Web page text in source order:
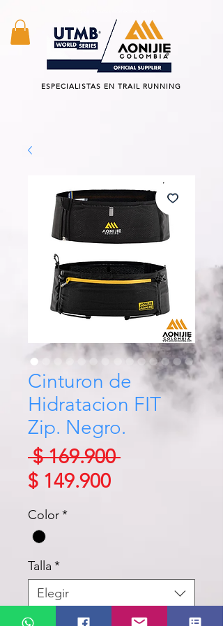
ESPECIALISTAS EN TRAIL RUNNING
Cinturon de
Hidratacion FIT
Zip. Negro.
$ 169.900 Precio
$ 149.900Precio
Color*
Talla *
Elegir